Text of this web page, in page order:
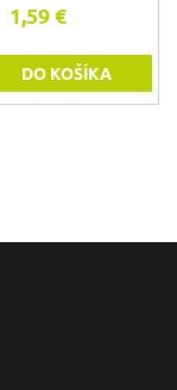
1,59 €
DO KOŠÍKA